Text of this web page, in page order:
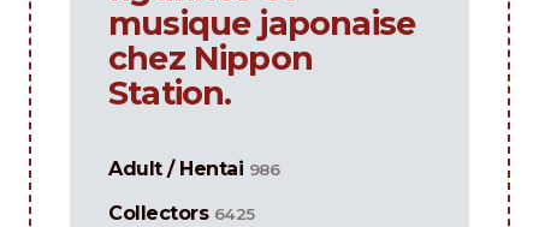
musique japonaise
chez Nippon
Station.
Adult / Hentai 986
Collectors 6425